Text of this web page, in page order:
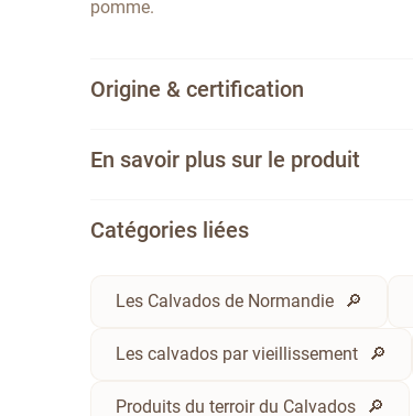
pomme.
Origine & certification
En savoir plus sur le produit
Catégories liées
Les Calvados de Normandie
Les calvados par vieillissement
Produits du terroir du Calvados